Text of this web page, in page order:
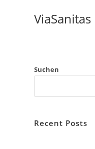
ViaSanitas
Suchen
Recent Posts